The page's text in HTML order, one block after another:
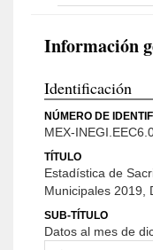
Información
Identificación
NÚMERO DE
MEX-
TÍTULO
Estadística de
Municipales 2019,
SUB-TÍTULO
Datos al mes de